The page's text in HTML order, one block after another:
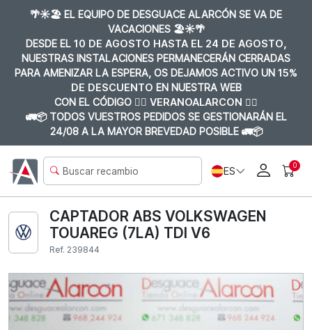
🌴☀️🏖️ EL EQUIPO DE DESGUACE ALARCÓN SE VA DE
VACACIONES 🏖️☀️🌴
DESDE EL 10 DE AGOSTO HASTA EL 24 DE AGOSTO,
NUESTRAS INSTALACIONES PERMANECERÁN CERRADAS
PARA AMENIZAR LA ESPERA, OS DEJAMOS ACTIVO UN 15%
DE DESCUENTO EN NUESTRA WEB
CON EL CÓDIGO 👉🏼 VERANOALARCON 👈🏼
🚛📦 TODOS VUESTROS PEDIDOS SE GESTIONARÁN EL
24/08 A LA MAYOR BREVEDAD POSIBLE 🚛📦
ES 0
CAPTADOR ABS VOLKSWAGEN
TOUAREG (7LA) TDI V6
Ref. 239844